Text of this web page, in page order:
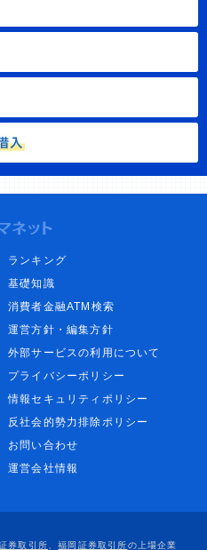
ランキング
基礎知識
消費者金融ATM検索
運営方針・編集方針
外部サービスの利用について
プライバシーポリシー
情報セキュリティポリシー
反社会的勢力排除ポリシー
お問い合わせ
運営会社情報